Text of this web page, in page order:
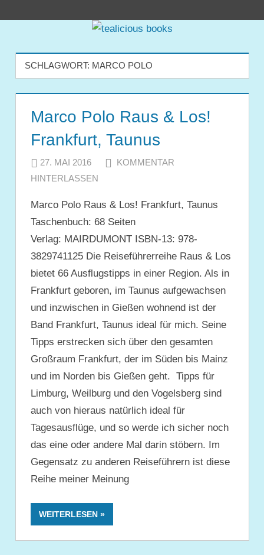
tealicious
books
SCHLAGWORT: MARCO POLO
Marco Polo Raus & Los!
Frankfurt, Taunus
27. MAI 2016 JULIA
KOMMENTAR
HINTERLASSEN
Marco Polo Raus & Los! Frankfurt, Taunus
Taschenbuch: 68 Seiten
Verlag: MAIRDUMONT ISBN-13: 978-
3829741125 Die Reiseführerreihe Raus & Los
bietet 66 Ausflugstipps in einer Region. Als in
Frankfurt geboren, im Taunus aufgewachsen
und inzwischen in Gießen wohnend ist der
Band Frankfurt, Taunus ideal für mich. Seine
Tipps erstrecken sich über den gesamten
Großraum Frankfurt, der im Süden bis Mainz
und im Norden bis Gießen geht. Tipps für
Limburg, Weilburg und den Vogelsberg sind
auch von hieraus natürlich ideal für
Tagesausflüge, und so werde ich sicher noch
das eine oder andere Mal darin stöbern. Im
Gegensatz zu anderen Reiseführern ist diese
Reihe meiner Meinung
WEITERLESEN